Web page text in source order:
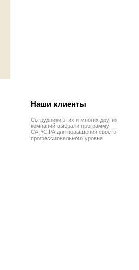
Наши клиенты
Сотрудники этих и многих других
компаний выбрали программу
CAP/CIPA для повышения своего
профессионального уровня